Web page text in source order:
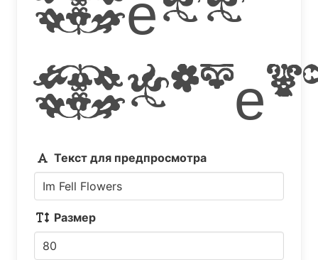
Текст для предпросмотра
Размер